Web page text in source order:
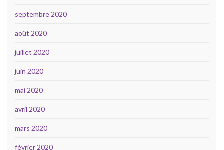
septembre 2020
août 2020
juillet 2020
juin 2020
mai 2020
avril 2020
mars 2020
février 2020